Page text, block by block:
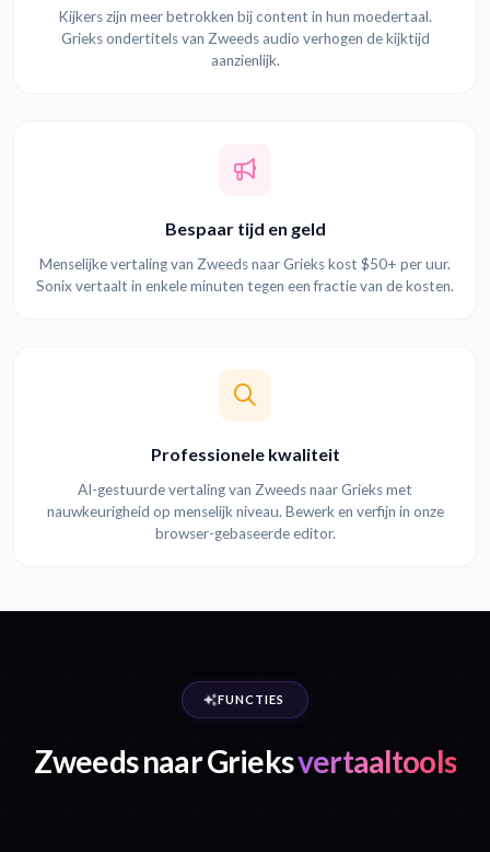
Kijkers zijn meer betrokken bij content in hun moedertaal.
Grieks ondertitels van Zweeds audio verhogen de kijktijd
aanzienlijk.
Bespaar tijd en geld
Menselijke vertaling van Zweeds naar Grieks kost $50+ per uur.
Sonix vertaalt in enkele minuten tegen een fractie van de kosten.
Professionele kwaliteit
AI-gestuurde vertaling van Zweeds naar Grieks met
nauwkeurigheid op menselijk niveau. Bewerk en verfijn in onze
browser-gebaseerde editor.
FUNCTIES
Zweeds naar Grieksvertaaltools